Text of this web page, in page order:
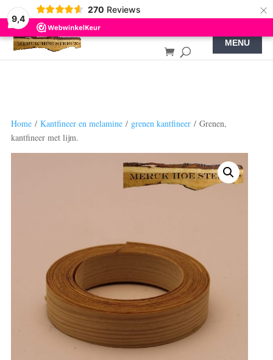
9,4
270 Reviews ×
Home/ Kantfineer en melamine/ grenen kantfineer/ Grenen,
kantfineer met lijm.